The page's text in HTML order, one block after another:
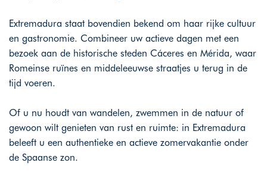
Extremadura staat bovendien bekend om haar rijke cultuur
en gastronomie. Combineer uw actieve dagen met een
bezoek aan de historische steden Cáceres en Mérida, waar
Romeinse ruïnes en middeleeuwse straatjes u terug in de
tijd voeren.
Of u nu houdt van wandelen, zwemmen in de natuur of
gewoon wilt genieten van rust en ruimte: in Extremadura
beleeft u een authentieke en actieve zomervakantie onder
de Spaanse zon.